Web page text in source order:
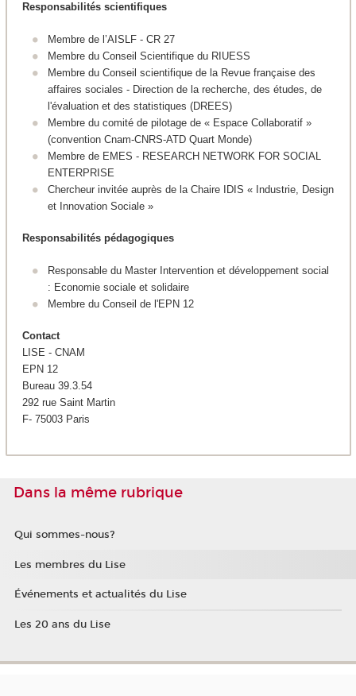
Responsabilités scientifiques
Membre de l’AISLF - CR 27
Membre du Conseil Scientifique du RIUESS
Membre du Conseil scientifique de la Revue française des
affaires sociales - Direction de la recherche, des études, de
l'évaluation et des statistiques (DREES)
Membre du comité de pilotage de « Espace Collaboratif »
(convention Cnam-CNRS-ATD Quart Monde)
Membre de EMES - RESEARCH NETWORK FOR SOCIAL
ENTERPRISE
Chercheur invitée auprès de la Chaire IDIS « Industrie, Design
et Innovation Sociale »
Responsabilités pédagogiques
Responsable du Master Intervention et développement social
: Economie sociale et solidaire
Membre du Conseil de l'EPN 12
Contact
LISE - CNAM
EPN 12
Bureau 39.3.54
292 rue Saint Martin
F- 75003 Paris
Dans la même rubrique
Qui sommes-nous?
Les membres du Lise
Événements et actualités du Lise
Les 20 ans du Lise